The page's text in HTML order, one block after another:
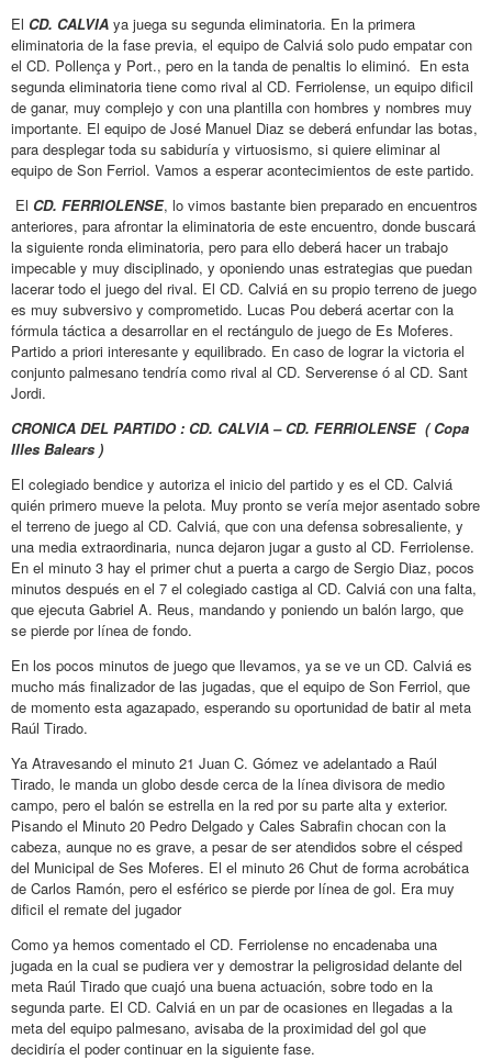
El CD. CALVIA ya juega su segunda eliminatoria. En la primera
eliminatoria de la fase previa, el equipo de Calviá solo pudo empatar con
el CD. Pollença y Port., pero en la tanda de penaltis lo eliminó. En esta
segunda eliminatoria tiene como rival al CD. Ferriolense, un equipo dificil
de ganar, muy complejo y con una plantilla con hombres y nombres muy
importante. El equipo de José Manuel Diaz se deberá enfundar las botas,
para desplegar toda su sabiduría y virtuosismo, si quiere eliminar al
equipo de Son Ferriol. Vamos a esperar acontecimientos de este partido.
El CD. FERRIOLENSE, lo vimos bastante bien preparado en encuentros
anteriores, para afrontar la eliminatoria de este encuentro, donde buscará
la siguiente ronda eliminatoria, pero para ello deberá hacer un trabajo
impecable y muy disciplinado, y oponiendo unas estrategias que puedan
lacerar todo el juego del rival. El CD. Calviá en su propio terreno de juego
es muy subversivo y comprometido. Lucas Pou deberá acertar con la
fórmula táctica a desarrollar en el rectángulo de juego de Es Moferes.
Partido a priori interesante y equilibrado. En caso de lograr la victoria el
conjunto palmesano tendría como rival al CD. Serverense ó al CD. Sant
Jordi.
CRONICA DEL PARTIDO : CD. CALVIA – CD. FERRIOLENSE ( Copa
Illes Balears )
El colegiado bendice y autoriza el inicio del partido y es el CD. Calviá
quién primero mueve la pelota. Muy pronto se vería mejor asentado sobre
el terreno de juego al CD. Calviá, que con una defensa sobresaliente, y
una media extraordinaria, nunca dejaron jugar a gusto al CD. Ferriolense.
En el minuto 3 hay el primer chut a puerta a cargo de Sergio Diaz, pocos
minutos después en el 7 el colegiado castiga al CD. Calviá con una falta,
que ejecuta Gabriel A. Reus, mandando y poniendo un balón largo, que
se pierde por línea de fondo.
En los pocos minutos de juego que llevamos, ya se ve un CD. Calviá es
mucho más finalizador de las jugadas, que el equipo de Son Ferriol, que
de momento esta agazapado, esperando su oportunidad de batir al meta
Raúl Tirado.
Ya Atravesando el minuto 21 Juan C. Gómez ve adelantado a Raúl
Tirado, le manda un globo desde cerca de la línea divisora de medio
campo, pero el balón se estrella en la red por su parte alta y exterior.
Pisando el Minuto 20 Pedro Delgado y Cales Sabrafin chocan con la
cabeza, aunque no es grave, a pesar de ser atendidos sobre el césped
del Municipal de Ses Moferes. El el minuto 26 Chut de forma acrobática
de Carlos Ramón, pero el esférico se pierde por línea de gol. Era muy
dificil el remate del jugador
Como ya hemos comentado el CD. Ferriolense no encadenaba una
jugada en la cual se pudiera ver y demostrar la peligrosidad delante del
meta Raúl Tirado que cuajó una buena actuación, sobre todo en la
segunda parte. El CD. Calviá en un par de ocasiones en llegadas a la
meta del equipo palmesano, avisaba de la proximidad del gol que
decidiría el poder continuar en la siguiente fase.